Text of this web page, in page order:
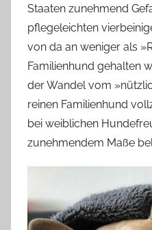
Staaten zunehmend
pflegeleichten
von da an weniger als
Familienhund gehalten
der Wandel vom
reinen Familienhund
bei weiblichen
zunehmendem Maße